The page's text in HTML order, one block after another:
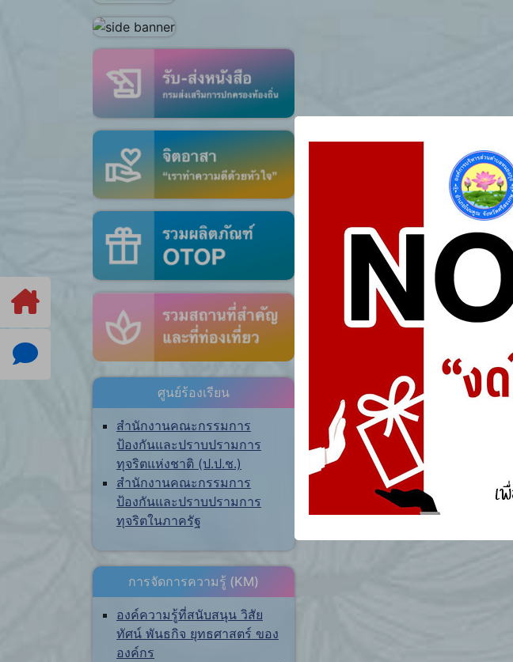
ศูนย์ร้องเรียน
สำนักงานคณะกรรมการ
ป้องกันและปราบปรามการ
ทุจริตแห่งชาติ (ป.ป.ช.)
สำนักงานคณะกรรมการ
ป้องกันและปราบปรามการ
ทุจริตในภาครัฐ
การจัดการความรู้ (KM)
องค์ความรู้ที่สนับสนุน วิสัย
ทัศน์ พันธกิจ ยุทธศาสตร์ ของ
องค์กร